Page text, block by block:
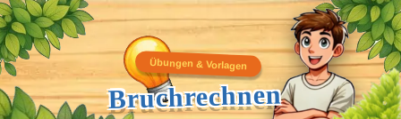
Übungen & Vorlagen
Bruchrechnen